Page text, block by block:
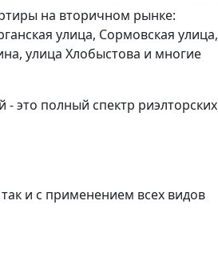
на вторичном рынке:
улица, Сормовская улица,
улица Хлобыстова и многие
это полный спектр риэлторских
и с применением всех видов